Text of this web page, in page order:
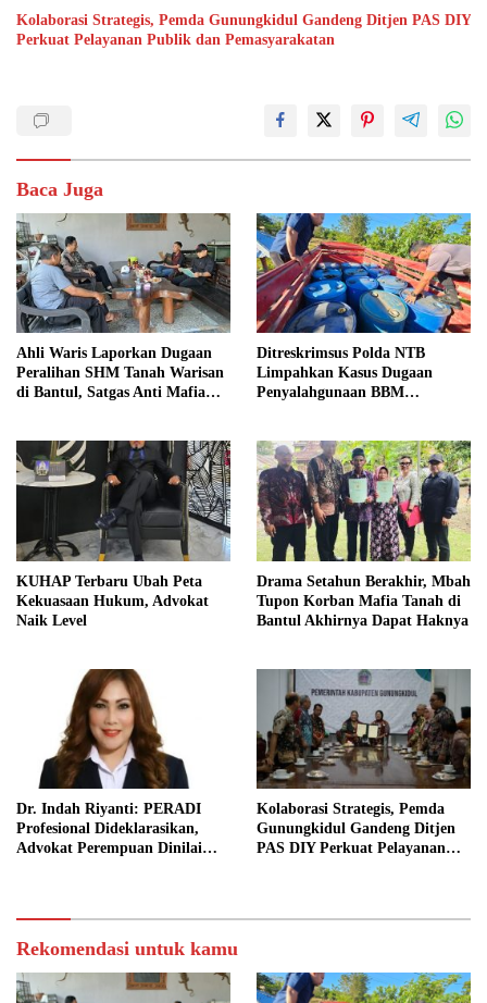
Kolaborasi Strategis, Pemda Gunungkidul Gandeng Ditjen PAS DIY
Perkuat Pelayanan Publik dan Pemasyarakatan
Baca Juga
Ahli Waris Laporkan Dugaan
Peralihan SHM Tanah Warisan
di Bantul, Satgas Anti Mafia
Ditreskrimsus Polda NTB
Limpahkan Kasus Dugaan
Penyalahgunaan BBM
KUHAP Terbaru Ubah Peta
Kekuasaan Hukum, Advokat
Naik Level
Drama Setahun Berakhir, Mbah
Tupon Korban Mafia Tanah di
Bantul Akhirnya Dapat Haknya
Dr. Indah Riyanti: PERADI
Profesional Dideklarasikan,
Advokat Perempuan Dinilai
Kolaborasi Strategis, Pemda
Gunungkidul Gandeng Ditjen
PAS DIY Perkuat Pelayanan
Rekomendasi untuk kamu